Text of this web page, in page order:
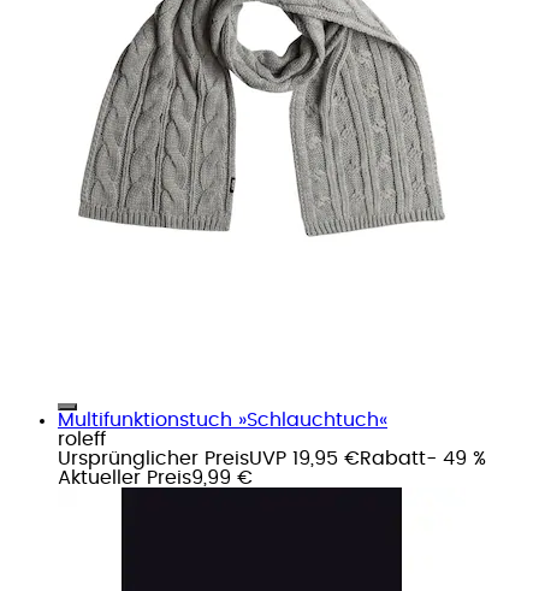
Multifunktionstuch »Schlauchtuch«
roleff
Ursprünglicher PreisUVP 19,95 €Rabatt- 49 %
Aktueller Preis9,99 €